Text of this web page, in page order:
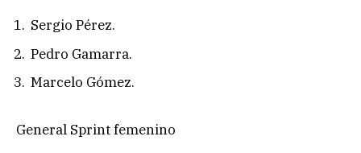
Sergio Pérez.
Pedro Gamarra.
Marcelo Gómez.
General Sprint femenino